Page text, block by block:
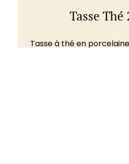
Tasse Thé
Tasse à thé en